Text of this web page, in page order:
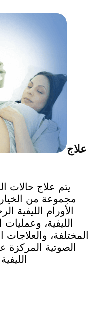
علاج
يتم علاج حالات
مجموعة من
الأورام الليفية
الليفية،
المختلفة،
الصوتية المركزة